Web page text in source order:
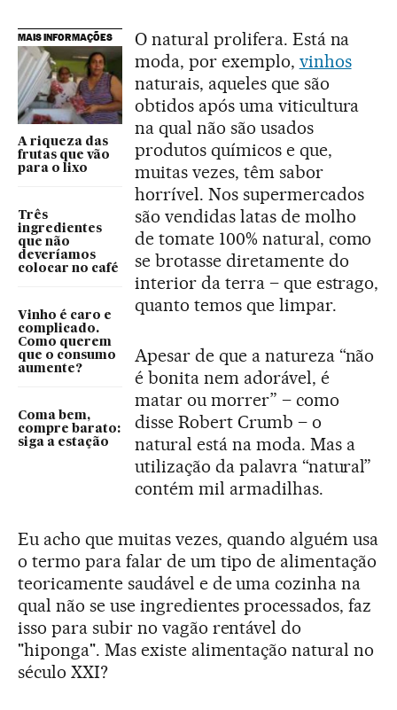
MAIS INFORMAÇÕES
A riqueza das
frutas que vão
para o lixo
Três
ingredientes
que não
deveríamos
colocar no café
Vinho é caro e
complicado.
Como querem
que o consumo
aumente?
Coma bem,
compre barato:
siga a estação
O natural prolifera. Está na
moda, por exemplo, vinhos
naturais, aqueles que são
obtidos após uma viticultura
na qual não são usados
produtos químicos e que,
muitas vezes, têm sabor
horrível. Nos supermercados
são vendidas latas de molho
de tomate 100% natural, como
se brotasse diretamente do
interior da terra – que estrago,
quanto temos que limpar.
Apesar de que a natureza “não
é bonita nem adorável, é
matar ou morrer” – como
disse Robert Crumb – o
natural está na moda. Mas a
utilização da palavra “natural”
contém mil armadilhas.
Eu acho que muitas vezes, quando alguém usa
o termo para falar de um tipo de alimentação
teoricamente saudável e de uma cozinha na
qual não se use ingredientes processados, faz
isso para subir no vagão rentável do
"hiponga". Mas existe alimentação natural no
século XXI?